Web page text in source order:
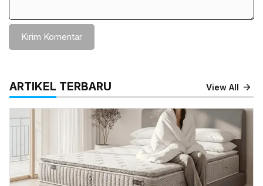
ARTIKEL TERBARU View All